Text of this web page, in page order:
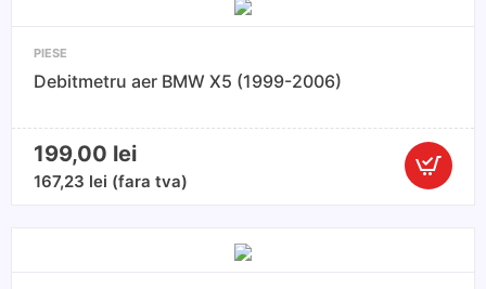
PIESE
Debitmetru aer BMW X5 (1999-2006)
199,00 lei
167,23 lei (fara tva)
Cantitate